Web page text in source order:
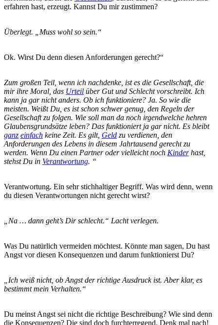
erfahren hast, erzeugt. Kannst Du mir zustimmen?
Überlegt. „Muss wohl so sein.“
Ok. Wirst Du denn diesen Anforderungen gerecht?“
Zum großen Teil, wenn ich nachdenke, ist es die Gesellschaft, die
mir ihre Moral, das Urteil über Gut und Schlecht vorschreibt. Ich
kann ja gar nicht anders. Ob ich funktioniere? Ja. So wie die
meisten. Weißt Du, es ist schon schwer genug, den Regeln der
Gesellschaft zu folgen. Wie soll man da noch irgendwelche hehren
Glaubensgrundsätze leben? Das funktioniert ja gar nicht. Es bleibt
ganz einfach keine Zeit. Es gilt, Geld zu verdienen, den
Anforderungen des Lebens in diesem Jahrtausend gerecht zu
werden. Wenn Du einen Partner oder vielleicht noch Kinderhast,
stehst Du in Verantwortung. “
Verantwortung. Ein sehr stichhaltiger Begriff. Was wird denn, wenn
du diesen Verantwortungen nicht gerecht wirst?
„Na … dann geht’s Dir schlecht.“ Lacht verlegen.
Was Du natürlich vermeiden möchtest. Könnte man sagen, Du hast
Angst vor diesen Konsequenzen und darum funktionierst Du?
„Ich weiß nicht, ob Angst der richtige Ausdruck ist. Aber klar, es
bestimmt mein Verhalten.“
Du meinst Angst sei nicht die richtige Beschreibung? Wie sind denn
die Konsequenzen? Die sind doch furchterregend. Denk mal nach!